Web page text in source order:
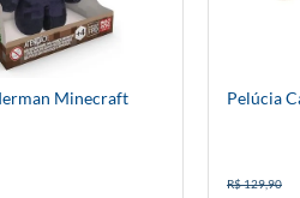
Minecraft
Pelúcia
R$ 129,90